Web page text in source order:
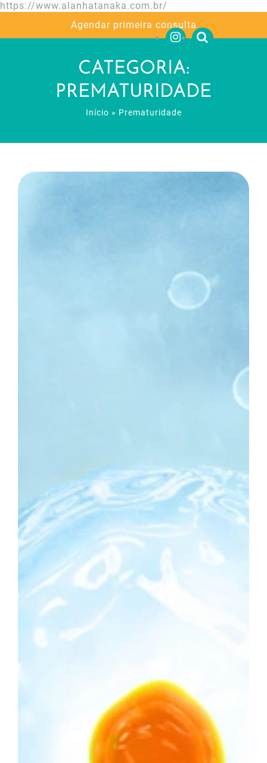
https://www.alanhatanaka.com.br/
Agendar primeira consulta
CATEGORIA:
PREMATURIDADE
Início » Prematuridade